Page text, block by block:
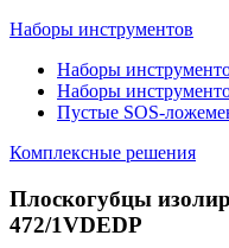
Наборы инструментов
Наборы
Наборы
Пустые SOS-
Комплексные решения
Плоскогубцы
472/1VDEDP